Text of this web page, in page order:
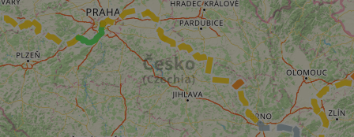
ASP.NET_SessionId
li_gc